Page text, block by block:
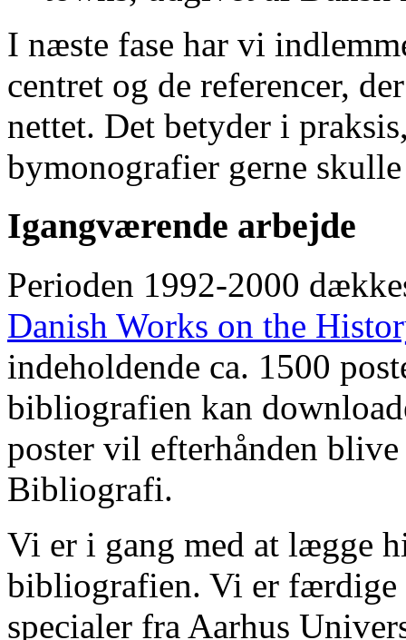
I næste fase har vi
centret og de referencer,
nettet. Det betyder i
bymonografier gerne
Igangværende arbejde
Perioden 1992-2000
Danish Works on the
indeholdende ca. 1500
bibliografien kan
poster vil efterhånden
Bibliografi.
Vi er i gang med at lægge
bibliografien. Vi er færdige
specialer fra Aarhus